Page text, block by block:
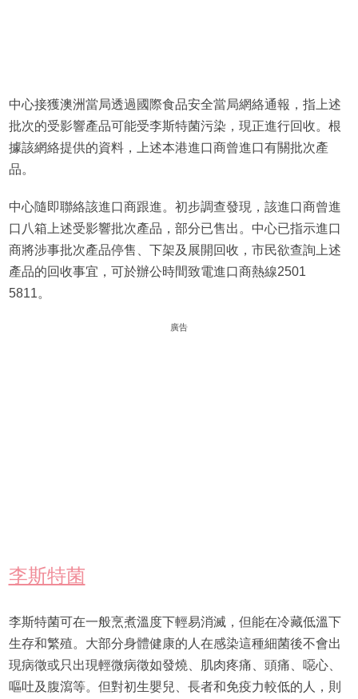
中心接獲澳洲當局透過國際食品安全當局網絡通報，指上述
批次的受影響產品可能受李斯特菌污染，現正進行回收。根
據該網絡提供的資料，上述本港進口商曾進口有關批次產
品。
中心隨即聯絡該進口商跟進。初步調查發現，該進口商曾進
口八箱上述受影響批次產品，部分已售出。中心已指示進口
商將涉事批次產品停售、下架及展開回收，市民欲查詢上述
產品的回收事宜，可於辦公時間致電進口商熱線2501
5811。
廣告
李斯特菌
李斯特菌可在一般烹煮溫度下輕易消滅，但能在冷藏低溫下
生存和繁殖。大部分身體健康的人在感染這種細菌後不會出
現病徵或只出現輕微病徵如發燒、肌肉疼痛、頭痛、噁心、
嘔吐及腹瀉等。但對初生嬰兒、長者和免疫力較低的人，則